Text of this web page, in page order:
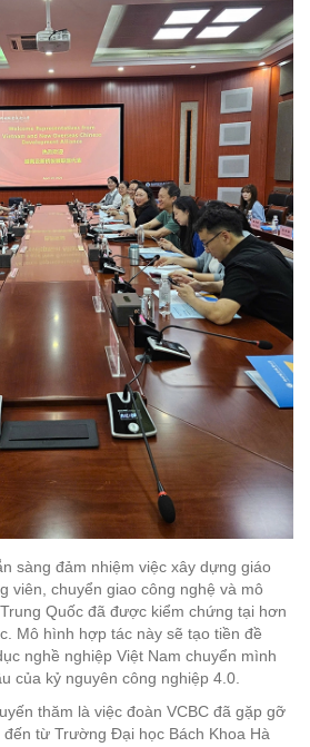
sàng đảm nhiệm việc xây dựng giáo
viên, chuyển giao công nghệ và mô
Quốc đã được kiểm chứng tại hơn
Mô hình hợp tác này sẽ tạo tiền đề
nghề nghiệp Việt Nam chuyển mình
của kỷ nguyên công nghiệp 4.0.
thăm là việc đoàn VCBC đã gặp gỡ
từ Trường Đại học Bách Khoa Hà